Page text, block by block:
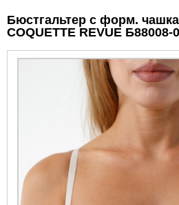
Бюстгальтер с форм.
COQUETTE REVUE Б88008-